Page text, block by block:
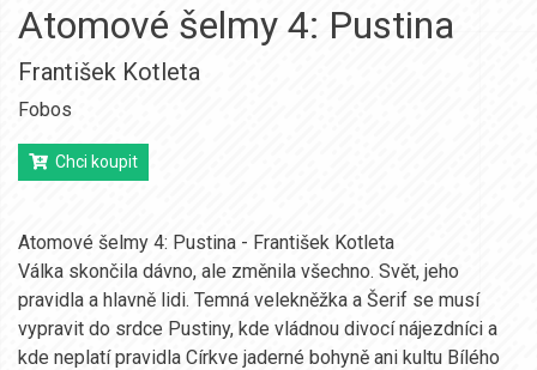
Atomové šelmy 4: Pustina
František Kotleta
Fobos
Chci koupit
Atomové šelmy 4: Pustina - František Kotleta
Válka skončila dávno, ale změnila všechno. Svět, jeho
pravidla a hlavně lidi. Temná velekněžka a Šerif se musí
vypravit do srdce Pustiny, kde vládnou divocí nájezdníci a
kde neplatí pravidla Církve jaderné bohyně ani kultu Bílého